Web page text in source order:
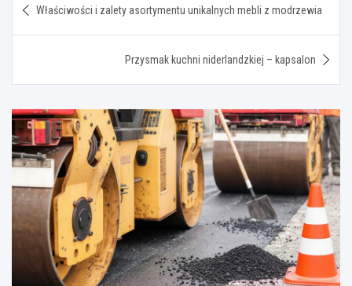
wpisu
Właściwości i zalety asortymentu unikalnych mebli z modrzewia
Przysmak kuchni niderlandzkiej – kapsalon